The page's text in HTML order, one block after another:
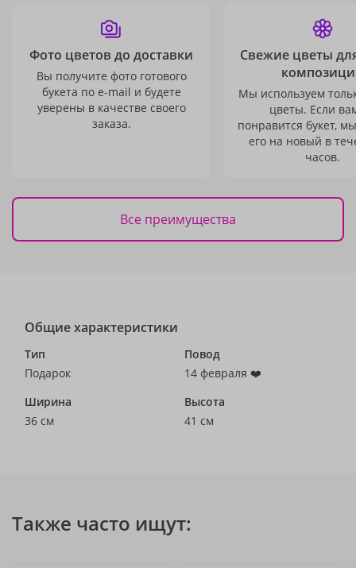
Фото цветов до доставки
Вы получите фото готового
букета по e-mail и будете
уверены в качестве своего
заказа.
Свежие цветы
Мы используем
цветы. Если
понравится букет,
его на новый в
часов.
Все преимущества
Общие характеристики
Тип
Подарок
Повод
14 февраля ❤️
Ширина
36 см
Высота
41 см
Также часто ищут: